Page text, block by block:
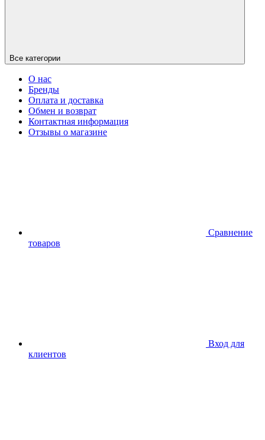
Все категории
О нас
Бренды
Оплата и доставка
Обмен и возврат
Контактная информация
Отзывы о магазине
Сравнение
товаров
Вход для
клиентов